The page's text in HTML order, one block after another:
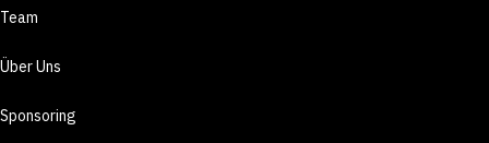
Team
Über Uns
Sponsoring